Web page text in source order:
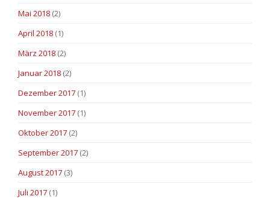
Mai 2018 (2)
April 2018 (1)
März 2018 (2)
Januar 2018 (2)
Dezember 2017 (1)
November 2017 (1)
Oktober 2017 (2)
September 2017 (2)
August 2017 (3)
Juli 2017 (1)